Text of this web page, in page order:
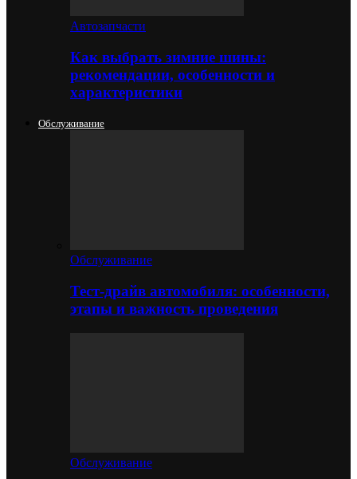
Автозапчасти
Как выбрать зимние шины:
рекомендации, особенности и
характеристики
Обслуживание
Обслуживание
Тест-драйв автомобиля: особенности,
этапы и важность проведения
Обслуживание